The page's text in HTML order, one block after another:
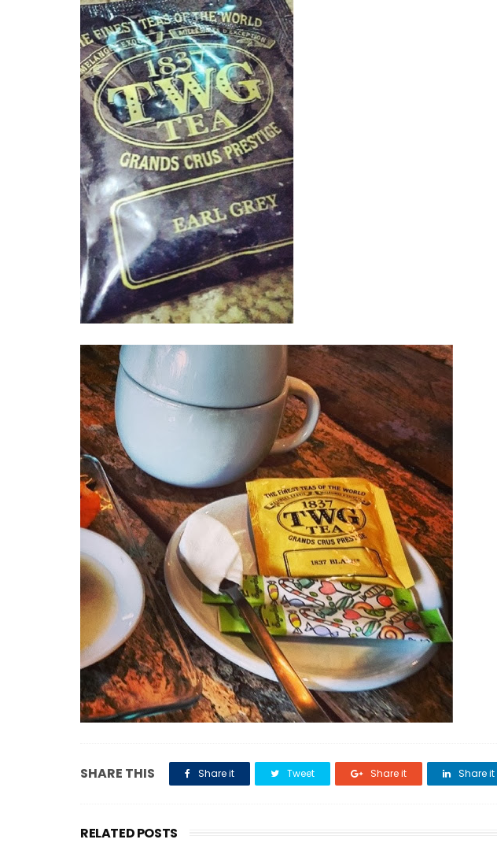
SHARE THIS Share it Tweet Share it Share it
RELATED POSTS